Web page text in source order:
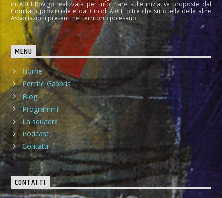
di ARCI Rovigo realizzata per informare sulle iniziative proposte dal
Comitato provinciale e dai Circoli ARCI, oltre che su quelle delle altre
Associazioni presenti nel territorio polesano
MENU
Home
Perché Gabbris
Blog
Programmi
La squadra
Podcast
Contatti
CONTATTI